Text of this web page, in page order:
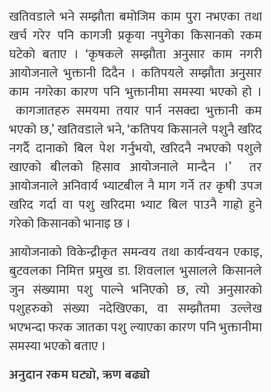
खतिवडाले भने सम्झौता बमोजिम काम पुरा नभएका तथा
खर्च गरेर पनि कागजी प्रकृया नपुगेका किसानको रकम
घटेको बताए । ‘कृषकले सम्झौता अनुसार काम नगरी
आयोजनाले भुक्तानी दिदैन । कतिपयले सम्झौता अनुसार
काम नगरेका कारण पनि भुक्तानीमा समस्या भएको हो ।
कागजातहरु समयमा तयार पार्न नसक्दा भुक्तानी कम
भएको छ,’ खतिवडाले भने, ‘कतिपय किसानले पशुनै खरिद
नगर्दै दानाको बिल पेश गर्नुभयो, खरिदनै नभएको पशुले
खाएको बीलको हिसाव आयोजनाले मान्दैन ।’ तर
आयोजनाले अनिवार्य भ्याटबील नै माग गर्ने तर कृषी उपज
खरिद गर्दा वा पशु खरिदमा भ्याट बिल पाउनै गाह्रो हुने
गरेको किसानको भानाइ छ ।
आयोजनाको विकेन्द्रीकृत समन्वय तथा कार्यन्वयन एकाइ,
बुटवलका निमित्त प्रमुख डा. शिवलाल भुसालले किसानले
जुन संख्यामा पशु पाल्ने भनिएको छ, त्यो अनुसारको
पशुहरुको संख्या नदेखिएका, वा सम्झौतमा उल्लेख
भएभन्दा फरक जातका पशु ल्याएका कारण पनि भुक्तानीमा
समस्या भएको बताए ।
अनुदान रकम घट्यो, ऋण बढ्यो